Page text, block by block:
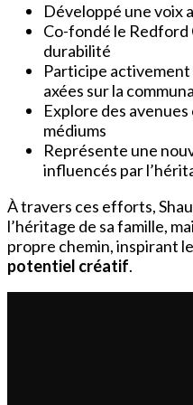
Développé une voix
Co-fondé le
durabilité
Participe
axées sur la
Explore des
médiums
Représente une
influencés par
À travers ces efforts,
l’héritage de sa famille,
propre chemin, inspirant
potentiel créatif.